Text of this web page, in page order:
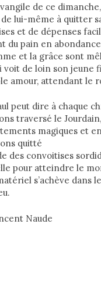
de ce
lui-même à quitter
et de dépenses
du pain en
et la grâce sont
voit de loin son jeune
amour, attendant le
peut dire à chaque
traversé le
magiques et
quitté
des convoitises
pour atteindre le
s’achève dans
Naude